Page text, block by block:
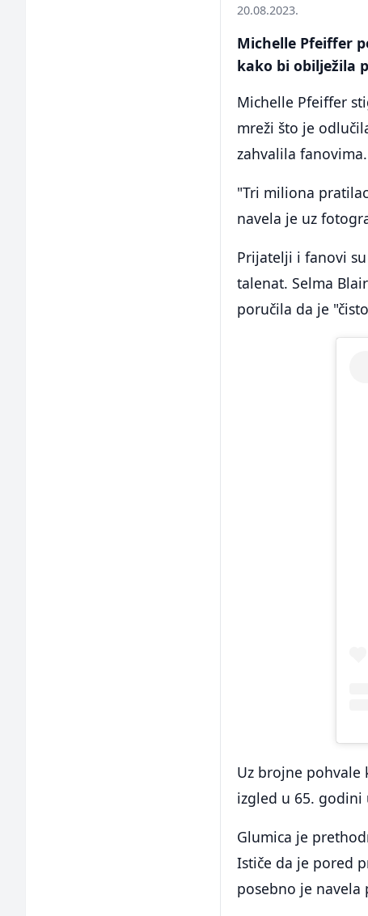
20.08.2023.
Michelle Pfeiffer
kako bi obilježila
Michelle Pfeiffer
mreži što je
zahvalila fanovima.
"Tri miliona
navela je uz
Prijatelji i fanovi
talenat. Selma
poručila da je
Uz brojne
izgled u 65. godini
Glumica je
Ističe da je pored
posebno je